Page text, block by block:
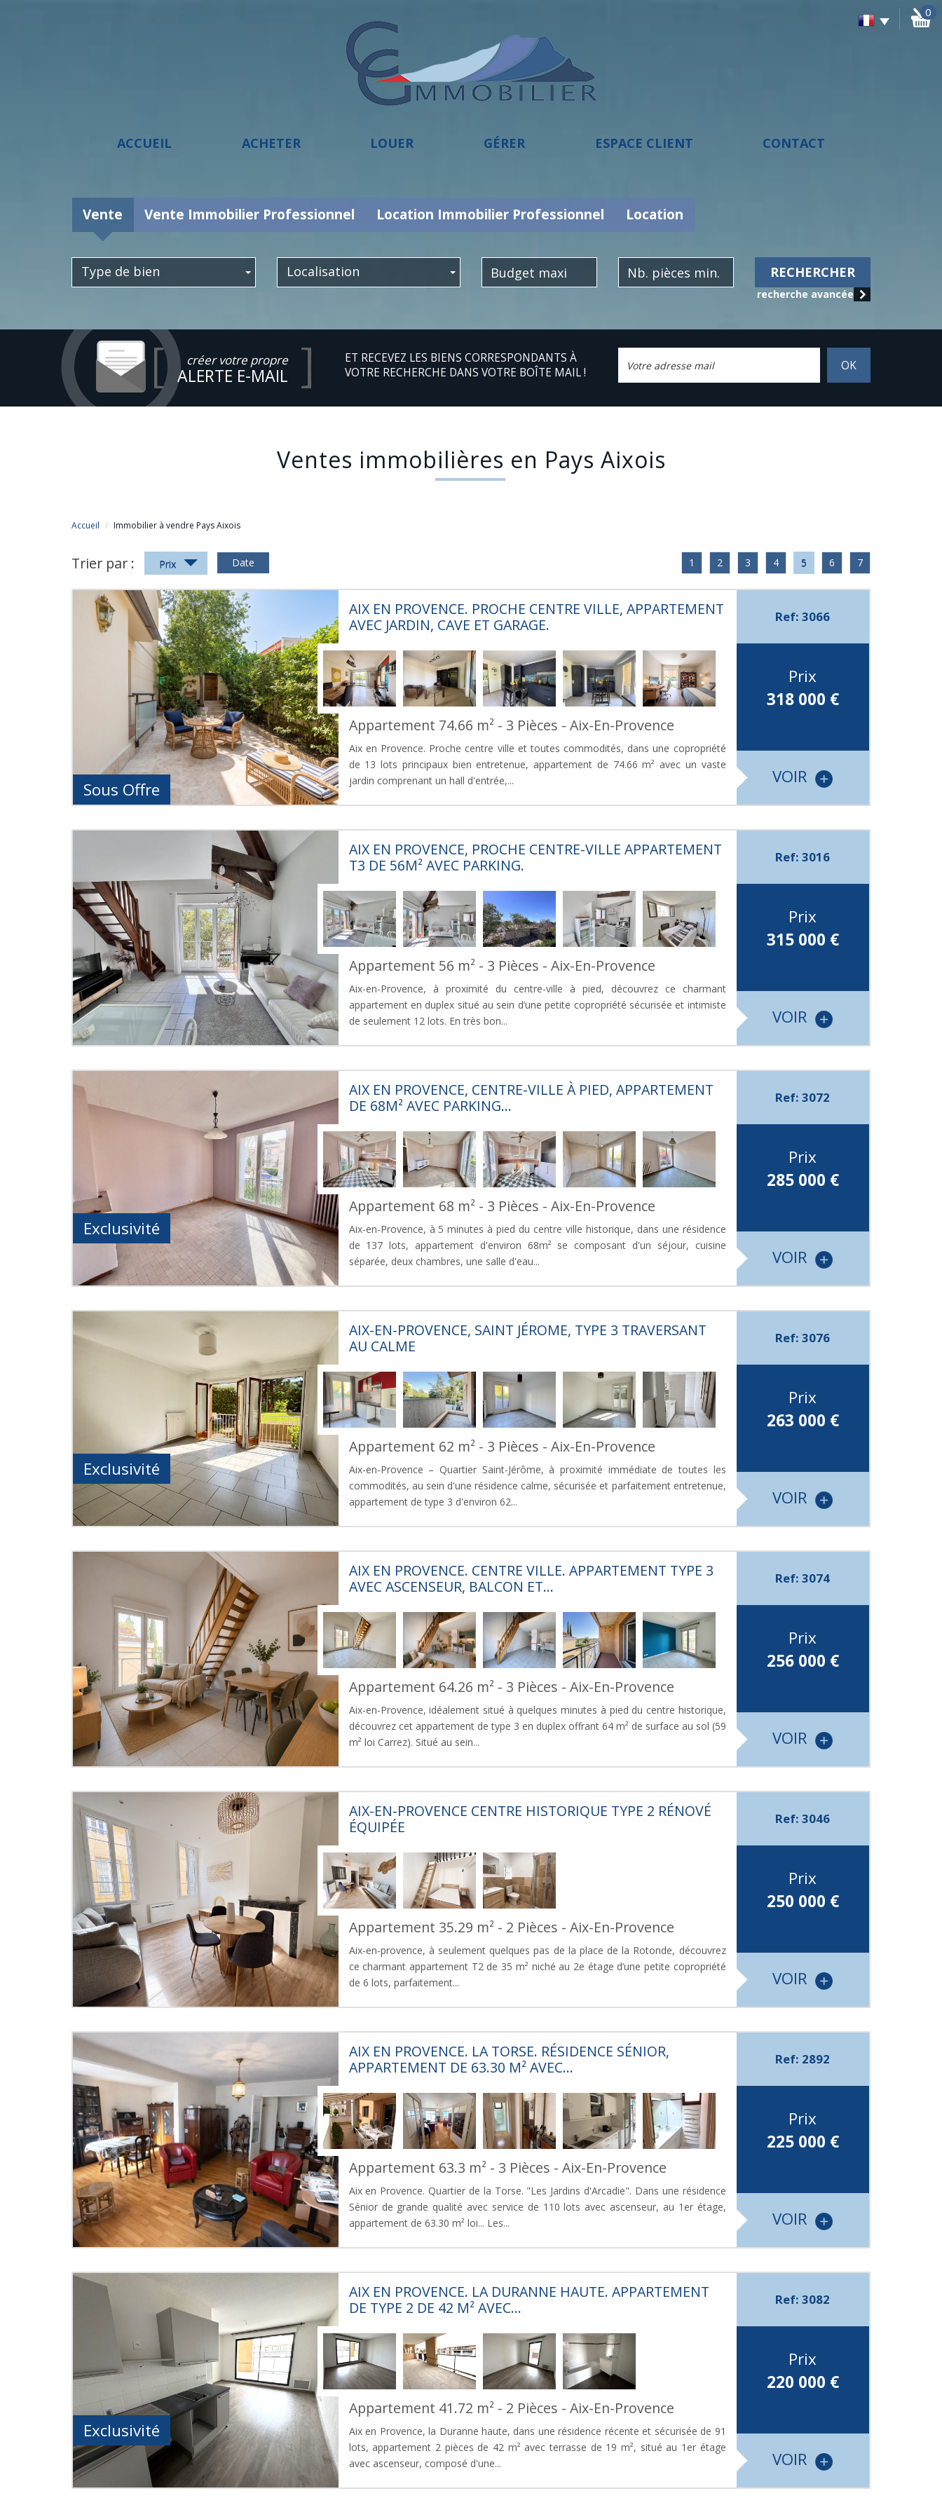
0
ACCUEIL ACHETER LOUER GÉRER ESPACE CLIENT CONTACT
Vente Vente Immobilier Professionnel Location Immobilier Professionnel Location
Type de bien Localisation RECHERCHER
recherche avancée
créer votre propre
ALERTE E-MAIL
ET RECEVEZ LES BIENS CORRESPONDANTS À
VOTRE RECHERCHE DANS VOTRE BOÎTE MAIL !
OK
Ventes immobilières en Pays Aixois
Accueil Immobilier à vendre Pays Aixois
Trier par : Prix Date 1 2 3 4 5 6 7
Sous Offre
AIX EN PROVENCE. PROCHE CENTRE VILLE, APPARTEMENT
AVEC JARDIN, CAVE ET GARAGE.
Appartement 74.66 m² - 3 Pièces - Aix-En-Provence
Aix en Provence. Proche centre ville et toutes commodités, dans une copropriété
de 13 lots principaux bien entretenue, appartement de 74.66 m² avec un vaste
jardin comprenant un hall d'entrée,...
Ref: 3066
Prix
318 000 €
VOIR
AIX EN PROVENCE, PROCHE CENTRE-VILLE APPARTEMENT
T3 DE 56M² AVEC PARKING.
Appartement 56 m² - 3 Pièces - Aix-En-Provence
Aix-en-Provence, à proximité du centre-ville à pied, découvrez ce charmant
appartement en duplex situé au sein d’une petite copropriété sécurisée et intimiste
de seulement 12 lots. En très bon...
Ref: 3016
Prix
315 000 €
VOIR
Exclusivité
AIX EN PROVENCE, CENTRE-VILLE À PIED, APPARTEMENT
DE 68M² AVEC PARKING...
Appartement 68 m² - 3 Pièces - Aix-En-Provence
Aix-en-Provence, à 5 minutes à pied du centre ville historique, dans une résidence
de 137 lots, appartement d'environ 68m² se composant d'un séjour, cuisine
séparée, deux chambres, une salle d'eau...
Ref: 3072
Prix
285 000 €
VOIR
Exclusivité
AIX-EN-PROVENCE, SAINT JÉROME, TYPE 3 TRAVERSANT
AU CALME
Appartement 62 m² - 3 Pièces - Aix-En-Provence
Aix-en-Provence – Quartier Saint-Jérôme, à proximité immédiate de toutes les
commodités, au sein d'une résidence calme, sécurisée et parfaitement entretenue,
appartement de type 3 d'environ 62...
Ref: 3076
Prix
263 000 €
VOIR
AIX EN PROVENCE. CENTRE VILLE. APPARTEMENT TYPE 3
AVEC ASCENSEUR, BALCON ET...
Appartement 64.26 m² - 3 Pièces - Aix-En-Provence
Aix-en-Provence, idéalement situé à quelques minutes à pied du centre historique,
découvrez cet appartement de type 3 en duplex offrant 64 m² de surface au sol (59
m² loi Carrez). Situé au sein...
Ref: 3074
Prix
256 000 €
VOIR
AIX-EN-PROVENCE CENTRE HISTORIQUE TYPE 2 RÉNOVÉ
ÉQUIPÉE
Appartement 35.29 m² - 2 Pièces - Aix-En-Provence
Aix-en-provence, à seulement quelques pas de la place de la Rotonde, découvrez
ce charmant appartement T2 de 35 m² niché au 2e étage d’une petite copropriété
de 6 lots, parfaitement...
Ref: 3046
Prix
250 000 €
VOIR
AIX EN PROVENCE. LA TORSE. RÉSIDENCE SÉNIOR,
APPARTEMENT DE 63.30 M² AVEC...
Appartement 63.3 m² - 3 Pièces - Aix-En-Provence
Aix en Provence. Quartier de la Torse. "Les Jardins d'Arcadie". Dans une résidence
Sénior de grande qualité avec service de 110 lots avec ascenseur, au 1er étage,
appartement de 63.30 m² loi... Les...
Ref: 2892
Prix
225 000 €
VOIR
Exclusivité
AIX EN PROVENCE. LA DURANNE HAUTE. APPARTEMENT
DE TYPE 2 DE 42 M² AVEC...
Appartement 41.72 m² - 2 Pièces - Aix-En-Provence
Aix en Provence, la Duranne haute, dans une résidence récente et sécurisée de 91
lots, appartement 2 pièces de 42 m² avec terrasse de 19 m², situé au 1er étage
avec ascenseur, composé d'une...
Ref: 3082
Prix
220 000 €
VOIR